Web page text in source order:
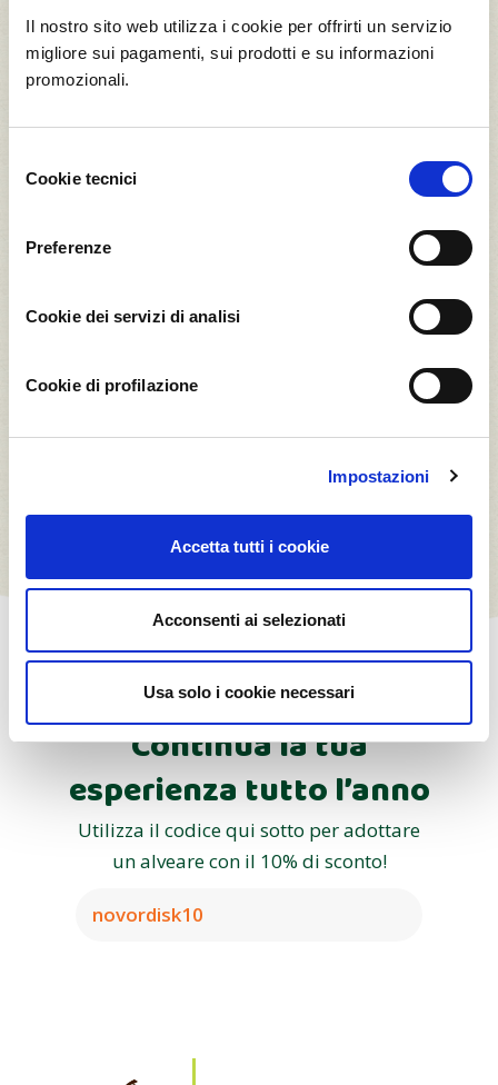
Il nostro sito web utilizza i cookie per offrirti un servizio
migliore sui pagamenti, sui prodotti e su informazioni
promozionali.
delCookie tecnici
Preferenze
Cookie dei servizi di analisi
Cookie di profilazione
Impostazioni
Accetta tutti i cookie
Acconsenti ai selezionati
Usa solo i cookie necessari
Il Frutteto Novo Nordisk
308
Continua la tua
esperienza tutto l’anno
Utilizza il codice qui sotto per adottare
un alveare con il 10% di sconto!
novordisk10